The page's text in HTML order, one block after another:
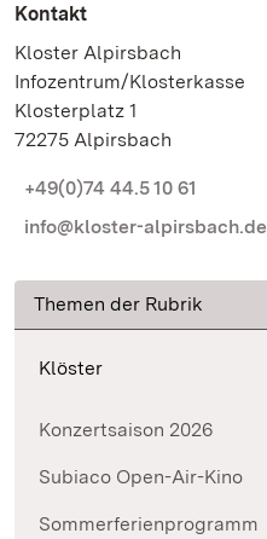
Kontakt
Kloster Alpirsbach
Infozentrum/Klosterkasse
Klosterplatz 1
72275 Alpirsbach
+49(0)74 44.5 10 61
info@kloster-alpirsbach.de
Themen der Rubrik
Klöster
Konzertsaison 2026
Subiaco Open-Air-Kino
Sommerferienprogramm